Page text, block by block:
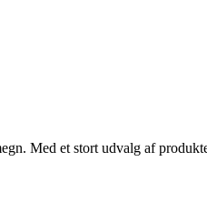
Med et stort udvalg af